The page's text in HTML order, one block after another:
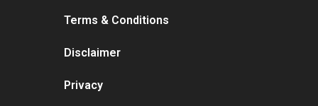
Terms & Conditions
Disclaimer
Privacy